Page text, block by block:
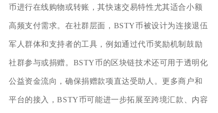
币进行在线购物或转账，其快速交易特性尤其适合小额
高频支付需求。在社群层面，BSTY币被设计为连接退伍
军人群体和支持者的工具，例如通过代币奖励机制鼓励
社群参与或捐赠。BSTY币的区块链技术还可用于透明化
公益资金流向，确保捐赠款项直达受助人。更多商户和
平台的接入，BSTY币可能进一步拓展至跨境汇款、内容